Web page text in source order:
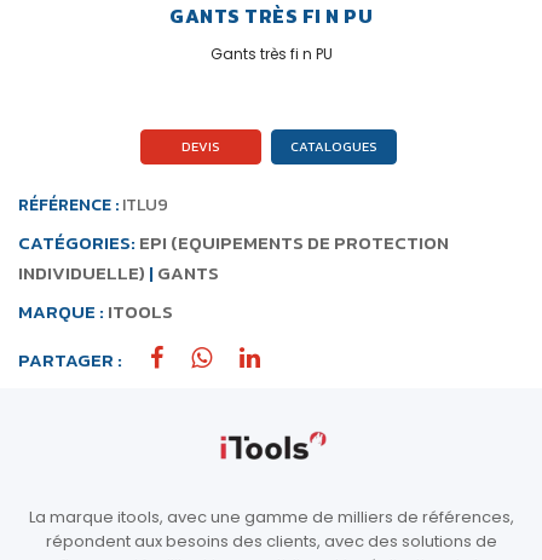
GANTS TRÈS FI N PU
Gants très fi n PU
RÉFÉRENCE :ITLU9
CATÉGORIES: EPI (EQUIPEMENTS DE PROTECTION
INDIVIDUELLE) | GANTS
MARQUE : ITOOLS
PARTAGER :
DEVIS CATALOGUES
La marque itools, avec une gamme de milliers de références,
répondent aux besoins des clients, avec des solutions de